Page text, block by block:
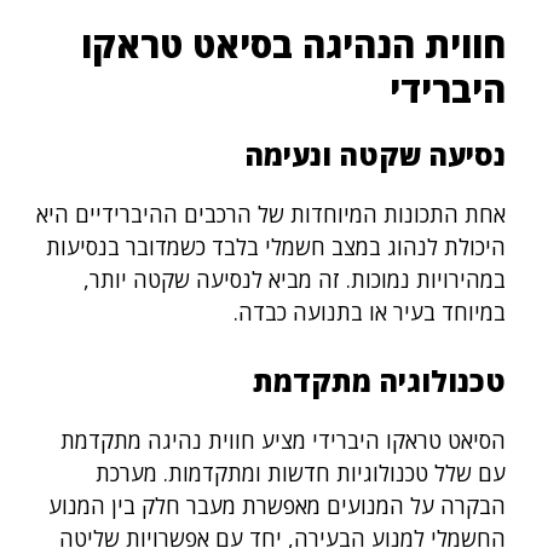
חווית הנהיגה בסיאט טראקו
היברידי
נסיעה שקטה ונעימה
אחת התכונות המיוחדות של הרכבים ההיברידיים היא
היכולת לנהוג במצב חשמלי בלבד כשמדובר בנסיעות
במהירויות נמוכות. זה מביא לנסיעה שקטה יותר,
במיוחד בעיר או בתנועה כבדה.
טכנולוגיה מתקדמת
הסיאט טראקו היברידי מציע חווית נהיגה מתקדמת
עם שלל טכנולוגיות חדשות ומתקדמות. מערכת
הבקרה על המנועים מאפשרת מעבר חלק בין המנוע
החשמלי למנוע הבעירה, יחד עם אפשרויות שליטה